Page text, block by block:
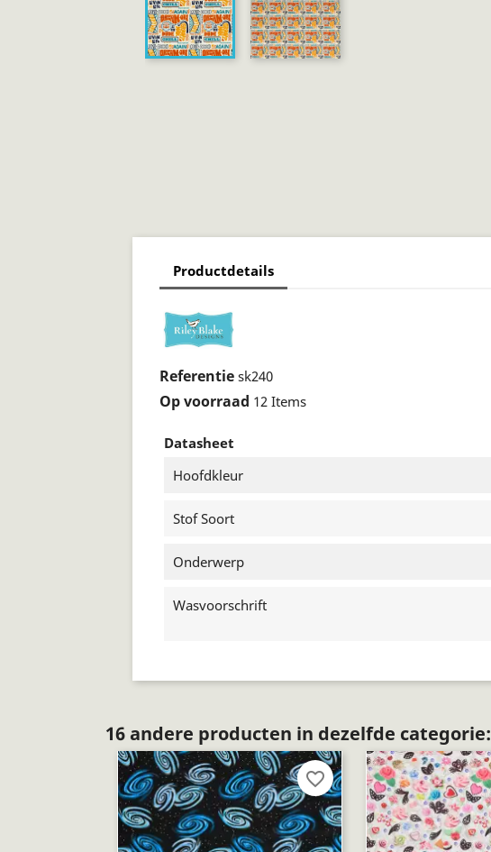
Productdetails
Referentie sk240
Op voorraad 12 Items
Datasheet
Hoofdkleur
Stof Soort
Onderwerp
Wasvoorschrift
16 andere producten in dezelfde categorie:
favorite_border